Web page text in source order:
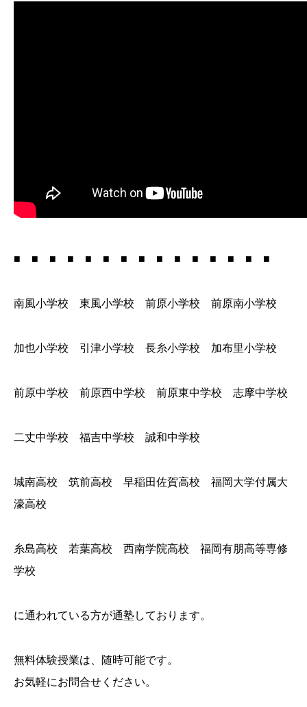
■ ■ ■ ■ ■ ■ ■ ■ ■ ■ ■ ■ ■ ■ ■
南風小学校 東風小学校 前原小学校 前原南小学校
加也小学校 引津小学校 長糸小学校 加布里小学校
前原中学校 前原西中学校 前原東中学校 志摩中学校
二丈中学校 福吉中学校 誠和中学校
城南高校 筑前高校 早稲田佐賀高校 福岡大学付属大
濠高校
糸島高校 若葉高校 西南学院高校 福岡有朋高等専修
学校
に通われている方が通塾しております。
無料体験授業は、随時可能です。
お気軽にお問合せください。